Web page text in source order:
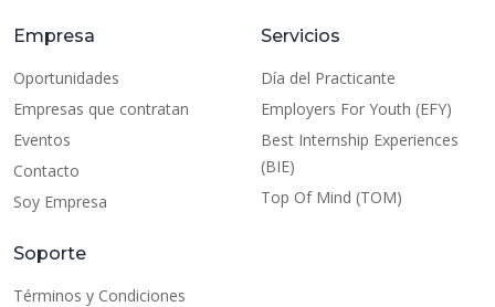
Empresa
Oportunidades
Empresas que contratan
Eventos
Contacto
Soy Empresa
Servicios
Día del Practicante
Employers For Youth (EFY)
Best Internship Experiences
(BIE)
Top Of Mind (TOM)
Soporte
Términos y Condiciones